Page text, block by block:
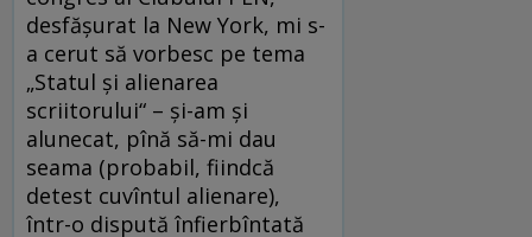
desfășurat la New York, mi s-
a cerut să vorbesc pe tema
„Statul și alienarea
scriitorului“ – și-am și
alunecat, pînă să-mi dau
seama (probabil, fiindcă
detest cuvîntul alienare),
într-o dispută înfierbîntată